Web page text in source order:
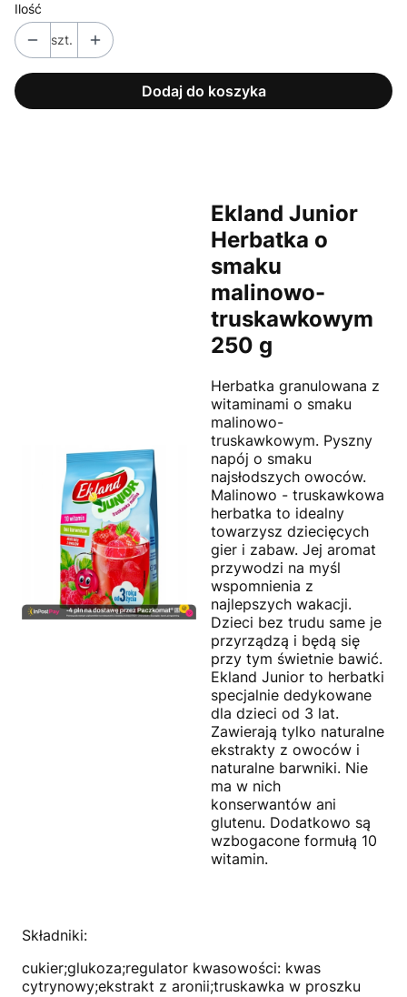
Ilość
szt.
Dodaj do koszyka
Ekland Junior
Herbatka o
smaku
malinowo-
truskawkowym
250 g
Herbatka granulowana z
witaminami o smaku
malinowo-
truskawkowym. Pyszny
napój o smaku
najsłodszych owoców.
Malinowo - truskawkowa
herbatka to idealny
towarzysz dziecięcych
gier i zabaw. Jej aromat
przywodzi na myśl
wspomnienia z
najlepszych wakacji.
Dzieci bez trudu same je
przyrządzą i będą się
przy tym świetnie bawić.
Ekland Junior to herbatki
specjalnie dedykowane
dla dzieci od 3 lat.
Zawierają tylko naturalne
ekstrakty z owoców i
naturalne barwniki. Nie
ma w nich
konserwantów ani
glutenu. Dodatkowo są
wzbogacone formułą 10
witamin.
Składniki:
cukier;glukoza;regulator kwasowości: kwas
cytrynowy;ekstrakt z aronii;truskawka w proszku